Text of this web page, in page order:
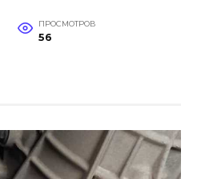
ПРОСМОТРОВ
56